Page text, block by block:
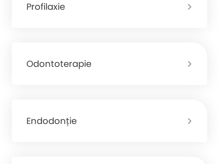
Profilaxie
Odontoterapie
Endodonție